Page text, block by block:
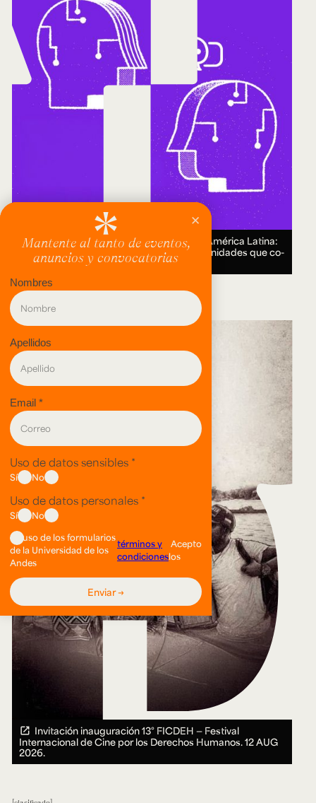
Encuentro Humanidades Digitales en América Latina:
genealogías, conocimiento abierto y comunidades que co-
crean.18 AUG 2026.
evento
Invitación inauguración 13° FICDEH — Festival
Internacional de Cine por los Derechos Humanos.12 AUG
2026.